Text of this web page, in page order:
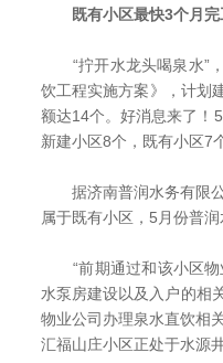
既有小区最快3个月完
“拧开水龙头喝泉水”，
饮工程实施方案》，计划
额达14个。好消息来了！
新建小区8个，既有小区7个
据济南普润水务有限公
属于既有小区，5月份普
“前期通过和该小区物
水泵房建设以及入户的相
物业公司办理泉水直饮相
汇福山庄小区正处于水源